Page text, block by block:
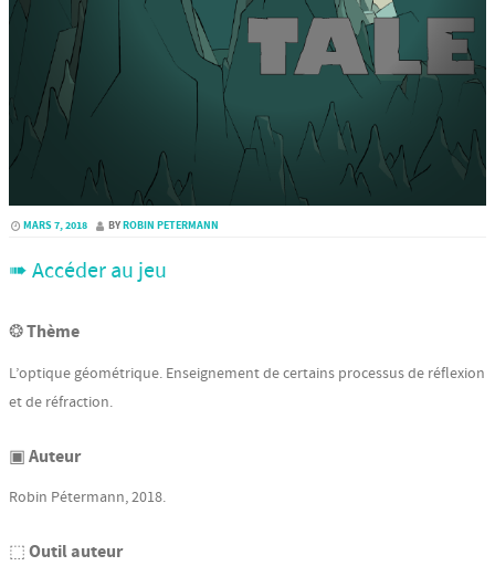
MARS 7, 2018 BYROBIN PETERMANN
➠ Accéder au jeu
❂ Thème
L’optique géométrique. Enseignement de certains processus de réflexion
et de réfraction.
▣ Auteur
Robin Pétermann, 2018.
⬚ Outil auteur